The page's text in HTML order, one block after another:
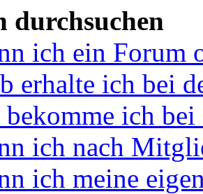
durchsuchen
ich ein Forum
erhalte ich bei
ich bei
ich nach
ich meine